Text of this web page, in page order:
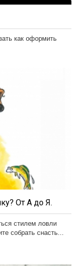
как оформить
От А до Я.
стилем ловли
собрать снасть...